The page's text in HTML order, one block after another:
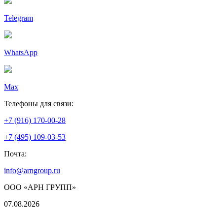
Telegram
WhatsApp
Max
Телефоны для связи:
+7 (916) 170-00-28
+7 (495) 109-03-53
Почта:
info@arngroup.ru
ООО «АРН ГРУПП»
07.08.2026